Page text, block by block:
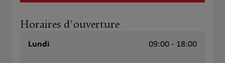
Horaires d'ouverture
Lundi 09:00 - 18:00